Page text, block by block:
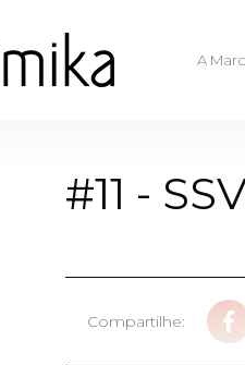
A
#11 -
Compartilhe: